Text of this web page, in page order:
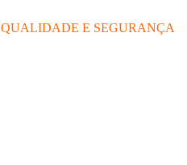
QUALIDADE E SEGURANÇA